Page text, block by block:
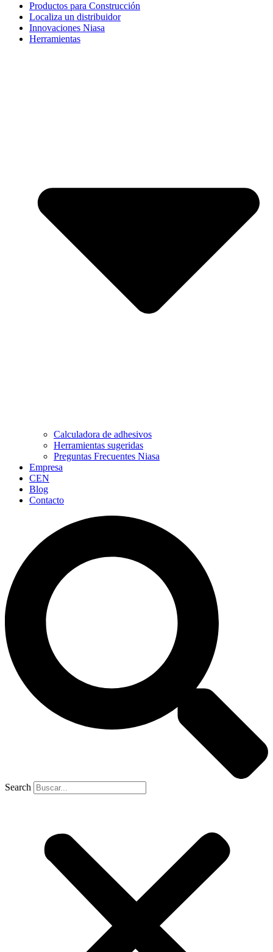
Productos para Construcción
Localiza un distribuidor
Innovaciones Niasa
Herramientas
Calculadora de adhesivos
Herramientas sugeridas
Preguntas Frecuentes Niasa
Empresa
CEN
Blog
Contacto
Search